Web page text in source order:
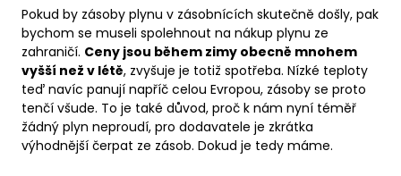
Pokud by zásoby plynu v zásobnících skutečně došly, pak
bychom se museli spolehnout na nákup plynu ze
zahraničí. Ceny jsou během zimy obecně mnohem
vyšší než v létě, zvyšuje je totiž spotřeba. Nízké teploty
teď navíc panují napříč celou Evropou, zásoby se proto
tenčí všude. To je také důvod, proč k nám nyní téměř
žádný plyn neproudí, pro dodavatele je zkrátka
výhodnější čerpat ze zásob. Dokud je tedy máme.